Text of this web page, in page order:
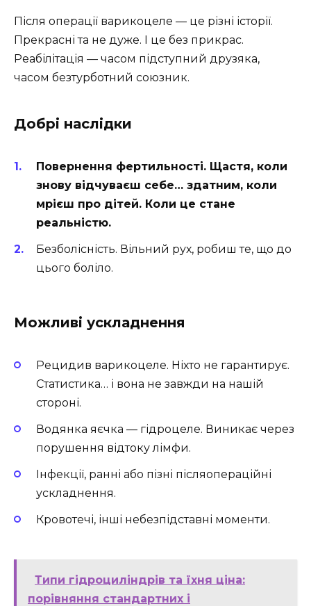
Після операції варикоцеле — це різні історії.
Прекрасні та не дуже. І це без прикрас.
Реабілітація — часом підступний друзяка,
часом безтурботний союзник.
Добрі наслідки
Повернення фертильності. Щастя, коли
знову відчуваєш себе… здатним, коли
мрієш про дітей. Коли це стане
реальністю.
Безболісність. Вільний рух, робиш те, що до
цього боліло.
Можливі ускладнення
Рецидив варикоцеле. Ніхто не гарантирує.
Статистика… і вона не завжди на нашій
стороні.
Водянка яєчка — гідроцеле. Виникає через
порушення відтоку лімфи.
Інфекції, ранні або пізні післяопераційні
ускладнення.
Кровотечі, інші небезпідставні моменти.
Типи гідроциліндрів та їхня ціна:
порівняння стандартних і